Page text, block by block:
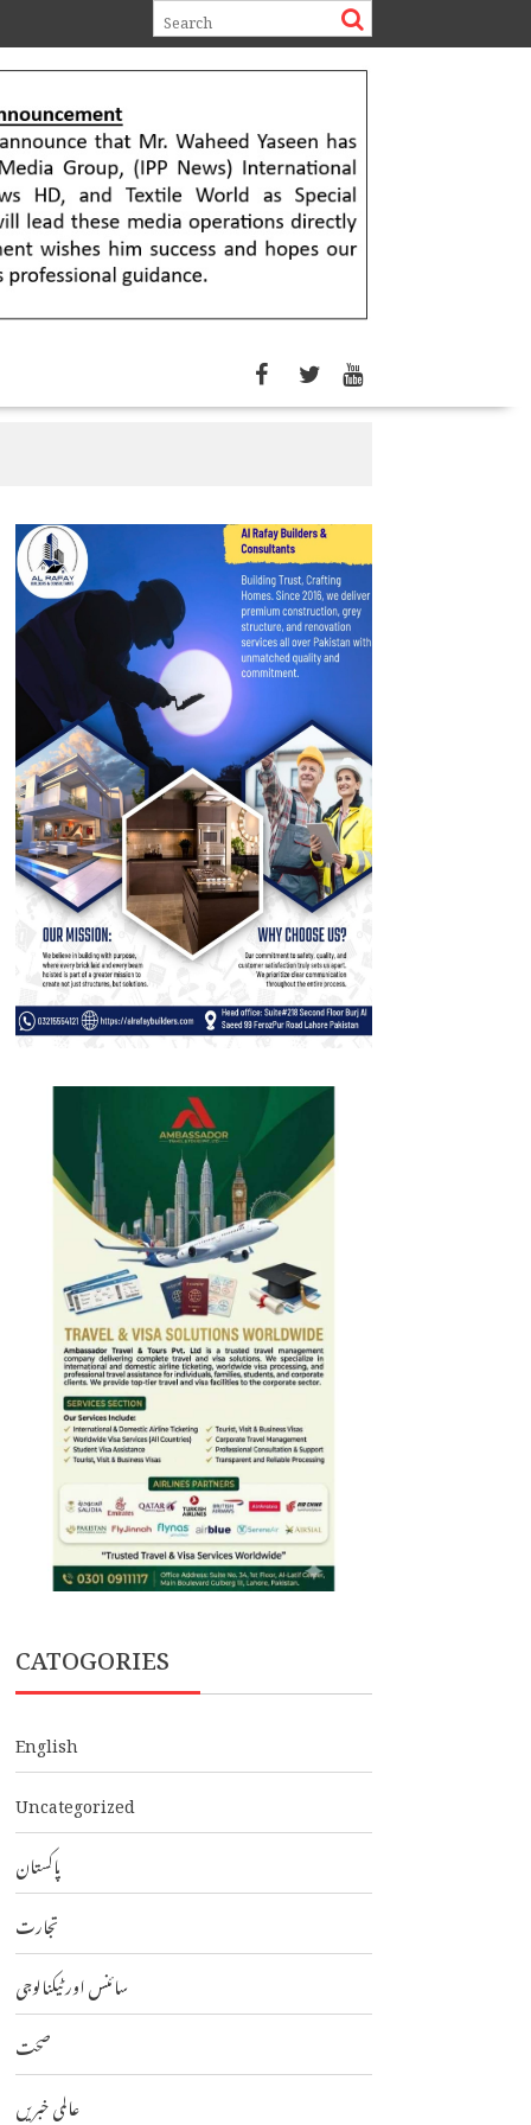
CATOGORIES
English
Uncategorized
پاکستان
تجارت
سائنس اور ٹیکنالوجی
صحت
عالمی خبریں